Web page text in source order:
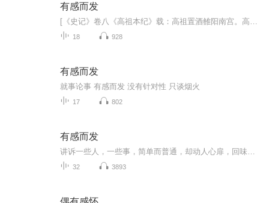
有感而发
18 928
有感而发
就事论事 有感而发 没有针对性 只谈烟火
17 802
有感而发
32 3893